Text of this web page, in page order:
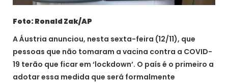
Foto: Ronald Zak/AP
A Áustria anunciou, nesta sexta-feira (12/11), que
pessoas que não tomaram a vacina contra a COVID-
19 terão que ficar em ‘lockdown’. O país é o primeiro a
adotar essa medida que será formalmente